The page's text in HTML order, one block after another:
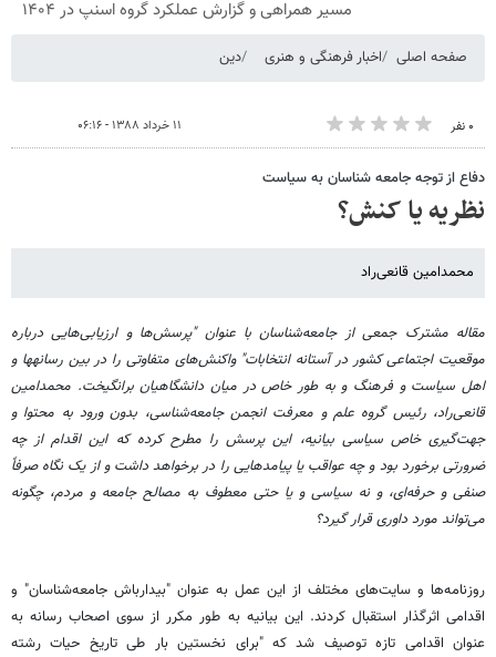
مسیر همراهی و گزارش عملکرد گروه اسنپ در ۱۴۰۴
صفحه اصلی اخبار فرهنگی و هنری دین
۰ نفر ۱۱ خرداد ۱۳۸۸ - ۰۶:۱۶
دفاع از توجه جامعه شناسان به سیاست
نظریه یا کنش؟
محمدامین قانعی‌راد
مقاله مشترک جمعی از جامعه‌شناسان با عنوان "پرسش‌ها و ارزیابی‌هایی درباره
موقعیت اجتماعی کشور در آستانه‌ انتخابات" واکنش‌های متفاوتی را در بین رسانه‏ها و
اهل سیاست و فرهنگ و به طور خاص در میان دانشگاهیان برانگیخت. محمدامین
قانعی‌راد، رئیس گروه علم و معرفت انجمن جامعه‌شناسی، بدون ورود به محتوا و
جهت‌گیری خاص سیاسی بیانیه، این پرسش را مطرح کرده که این اقدام از چه
ضرورتی برخورد بود و چه عواقب یا پیامدهایی را در برخواهد داشت و از یک نگاه صرفاً
صنفی و حرفه‌ای، و نه سیاسی و یا حتی معطوف به مصالح جامعه و مردم، چگونه
می‌تواند مورد داوری قرار گیرد؟
روزنامه‌ها و سایت‌های مختلف از این عمل به عنوان "بیدارباش جامعه‌شناسان" و
اقدامی اثرگذار استقبال کردند. این بیانیه به طور مکرر از سوی اصحاب رسانه به
عنوان اقدامی تازه توصیف شد که "برای نخستین بار طی تاریخ حیات رشته